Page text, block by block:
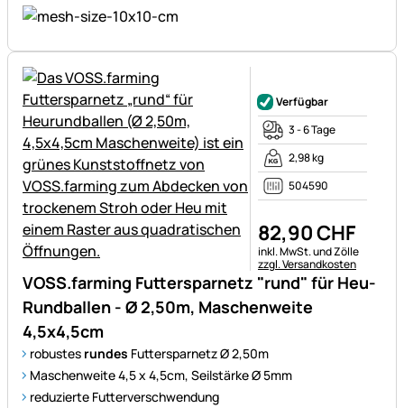
VOSS.farming Futtersparnetz "rund" für Heu-
Rundballen - Ø 2,50m, Maschenweite
4,5x4,5cm
robustes rundes Futtersparnetz Ø 2,50m
Maschenweite 4,5 x 4,5cm, Seilstärke Ø 5mm
reduzierte Futterverschwendung
Verfügbar
3 - 6 Tage
2,98 kg
504590
82,90CHF
Steuerhinweis:
inkl. MwSt. und Zölle
zzgl. Versandkosten